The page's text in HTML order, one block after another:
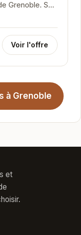
Grenoble. Son
Voir l'offre
à Grenoble
et